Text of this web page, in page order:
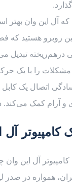
درهم‌ریخته تبدیل
مشکلات را با یک
اتصال یک
آرام کمک می‌کند.
کامپیوتر آل
آل این
همواره در صدر